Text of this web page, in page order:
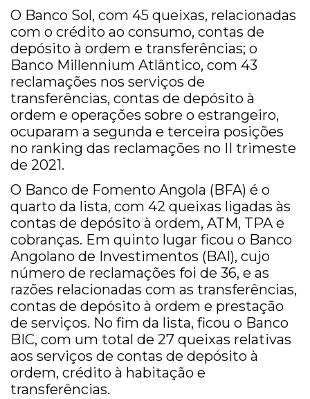
O Banco Sol, com 45 queixas, relacionadas
com o crédito ao consumo, contas de
depósito à ordem e transferências; o
Banco Millennium Atlântico, com 43
reclamações nos serviços de
transferências, contas de depósito à
ordem e operações sobre o estrangeiro,
ocuparam a segunda e terceira posições
no ranking das reclamações no II trimeste
de 2021.
O Banco de Fomento Angola (BFA) é o
quarto da lista, com 42 queixas ligadas às
contas de depósito à ordem, ATM, TPA e
cobranças. Em quinto lugar ficou o Banco
Angolano de Investimentos (BAI), cujo
número de reclamações foi de 36, e as
razões relacionadas com as transferências,
contas de depósito à ordem e prestação
de serviços. No fim da lista, ficou o Banco
BIC, com um total de 27 queixas relativas
aos serviços de contas de depósito à
ordem, crédito à habitação e
transferências.